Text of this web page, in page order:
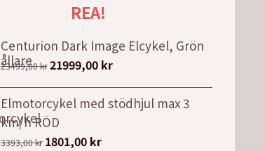
REA!
Centurion Dark Image Elcykel, Grön
23499,00kr Det
ursprungliga
priset
var:
23499,00 kr.
21999,00 kr
nuvarande
priset
Elmotorcykel med stödhjul max 3
km/h RÖD
3393,00kr Det
1801,00 kr